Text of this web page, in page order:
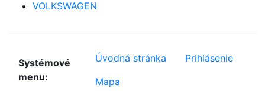
VOLKSWAGEN
Systémové
menu:
Úvodná stránka
Prihlásenie
Mapa